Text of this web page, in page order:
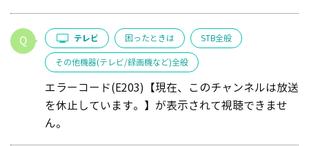
テレビ 困ったときは STB全般
その他機器(テレビ/録画機など)全般
エラーコード(E203)【現在、このチャンネルは放送
を休止しています。】が表示されて視聴できませ
ん。